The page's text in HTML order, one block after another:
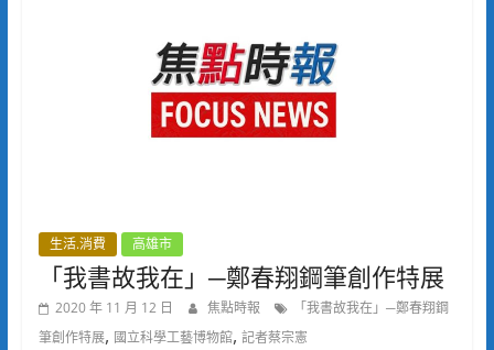
生活.消費 高雄市
「我書故我在」─鄭春翔鋼筆創作特展
2020 年 11 月 12 日 焦點時報
「我書故我在」─鄭春翔鋼
筆創作特展, 國立科學工藝博物館, 記者蔡宗憲